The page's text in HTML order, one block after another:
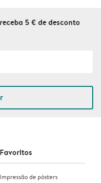
5 € de desconto
Favoritos
Impressão de pósters